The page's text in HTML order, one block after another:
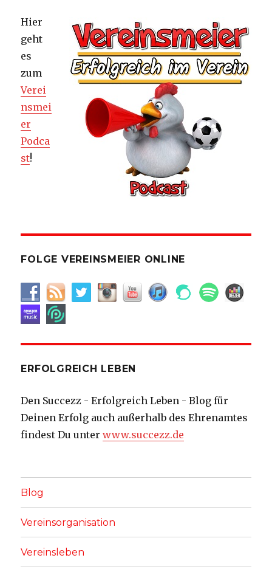
Hier
geht
es
zum
Verei
nsmei
er
Podca
st!
FOLGE VEREINSMEIER ONLINE
ERFOLGREICH LEBEN
Den Succezz - Erfolgreich Leben - Blog für
Deinen Erfolg auch außerhalb des Ehrenamtes
findest Du unterwww.succezz.de
Blog
Vereinsorganisation
Vereinsleben